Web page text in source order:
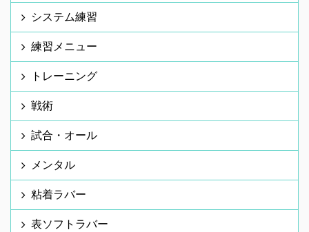
システム練習
練習メニュー
トレーニング
戦術
試合・オール
メンタル
粘着ラバー
表ソフトラバー